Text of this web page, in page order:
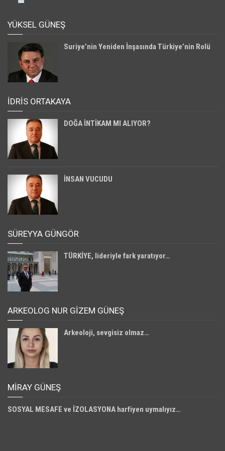
YÜKSEL GÜNEŞ
Suriye’nin Yeniden İnşasında Türkiye’nin Rolü
İDRİS ORTAKAYA
DOĞA İNTİKAM MI ALIYOR?
İNSAN VUCUDU
SÜREYYA GÜNGÖR
TÜRKİYE, lideriyle fark yaratıyor…
ARKEOLOG NUR GİZEM GÜNEŞ
Arkeoloji, sevgisiz olmaz…
MIRAY GÜNEŞ
SOSYAL MESAFE ve İZOLASYONA harfiyen uymalıyız…